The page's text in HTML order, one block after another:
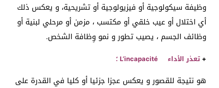
وظيفة سيكولوجية أو فيزيولوجية أو تشريحية، و يعكس ذلك
أي اختلال أو عيب خلقي أو مكتسب ، مزمن أو مرحلي لبنية أو
وظائف الجسم ، يصيب تطور و نمو وِظافة الشخص.
+تعذرالأداء L’incapacité ؛
هو نتيجة للقصور و يعكس عجزا جزئيا أو كليا في القدرة على